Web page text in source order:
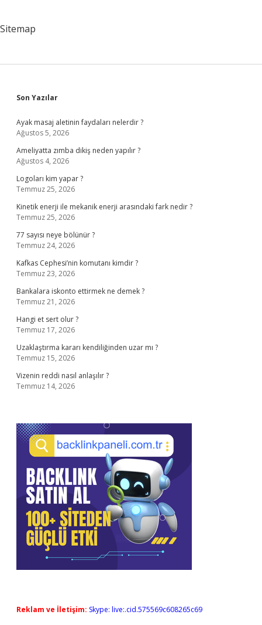
Sitemap
Sidebar
Son Yazılar
Ayak masaj aletinin faydaları nelerdir ?
Ağustos 5, 2026
Ameliyatta zımba dikiş neden yapılır ?
Ağustos 4, 2026
Logoları kim yapar ?
Temmuz 25, 2026
Kinetik enerji ile mekanik enerji arasındaki fark nedir ?
Temmuz 25, 2026
77 sayısı neye bölünür ?
Temmuz 24, 2026
Kafkas Cephesi’nin komutanı kimdir ?
Temmuz 23, 2026
Bankalara iskonto ettirmek ne demek ?
Temmuz 21, 2026
Hangi et sert olur ?
Temmuz 17, 2026
Uzaklaştırma kararı kendiliğinden uzar mı ?
Temmuz 15, 2026
Vizenin reddi nasıl anlaşılır ?
Temmuz 14, 2026
Reklam ve İletişim: Skype: live:.cid.575569c608265c69